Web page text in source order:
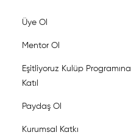
Üye Ol
Mentor Ol
Eşitliyoruz Kulüp Programına
Katıl
Paydaş Ol
Kurumsal Katkı